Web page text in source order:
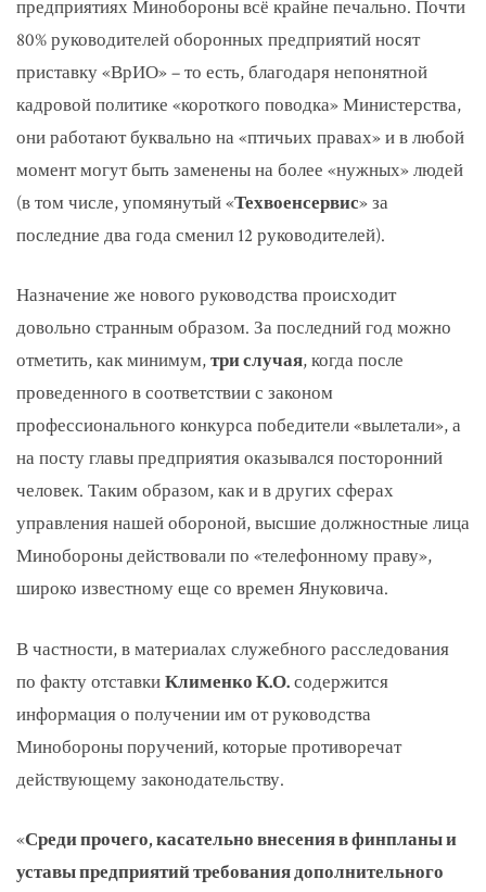
предприятиях Минобороны всё крайне печально. Почти
80% руководителей оборонных предприятий носят
приставку «ВрИО» – то есть, благодаря непонятной
кадровой политике «короткого поводка» Министерства,
они работают буквально на «птичьих правах» и в любой
момент могут быть заменены на более «нужных» людей
(в том числе, упомянутый «Техвоенсервис» за
последние два года сменил 12 руководителей).
Назначение же нового руководства происходит
довольно странным образом. За последний год можно
отметить, как минимум,три случая, когда после
проведенного в соответствии с законом
профессионального конкурса победители «вылетали», а
на посту главы предприятия оказывался посторонний
человек. Таким образом, как и в других сферах
управления нашей обороной, высшие должностные лица
Минобороны действовали по «телефонному праву»,
широко известному еще со времен Януковича.
В частности, в материалах служебного расследования
по факту отставкиКлименко К.О.содержится
информация о получении им от руководства
Минобороны поручений, которые противоречат
действующему законодательству.
«Среди прочего, касательно внесения в финпланы и
уставы предприятий требования дополнительного